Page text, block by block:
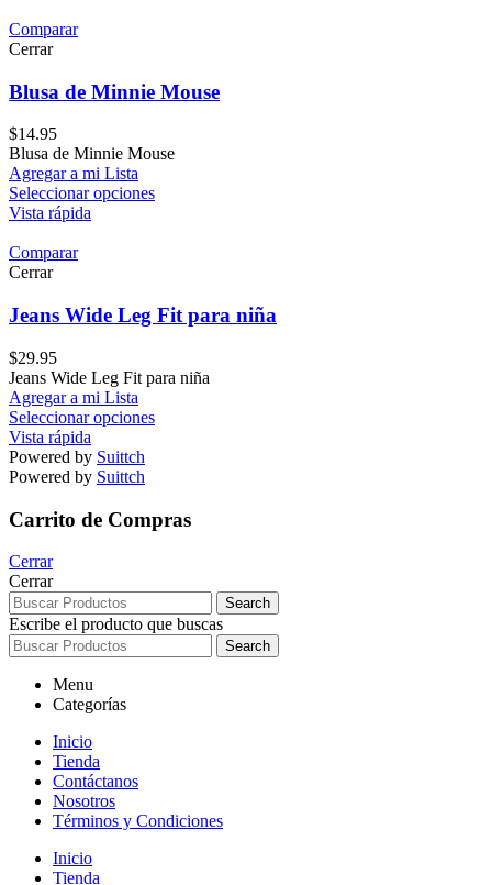
Comparar
Cerrar
Blusa de Minnie Mouse
$14.95
Blusa de Minnie Mouse
Agregar a mi Lista
Seleccionar opciones
Vista rápida
Comparar
Cerrar
Jeans Wide Leg Fit para niña
$29.95
Jeans Wide Leg Fit para niña
Agregar a mi Lista
Seleccionar opciones
Vista rápida
Powered by Suittch
Powered by Suittch
Carrito de Compras
Cerrar
Cerrar
Search
Escribe el producto que buscas
Search
Menu
Categorías
Inicio
Tienda
Contáctanos
Nosotros
Términos y Condiciones
Inicio
Tienda